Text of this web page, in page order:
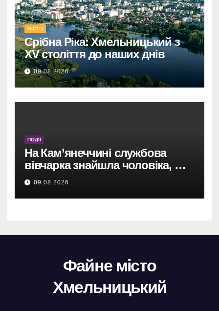
МІСТО
Срібна Ріка: Хмельницький з
XV століття до наших днів
09.08.2026
ПОДІЇ
На Кам’янеччині службова
вівчарка знайшла чоловіка, що
загубився через спеку.
09.08.2026
Файне місто
Хмельницький